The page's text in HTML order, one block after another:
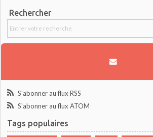
Rechercher
S'abonner au flux RSS
S'abonner au flux ATOM
Tags populaires